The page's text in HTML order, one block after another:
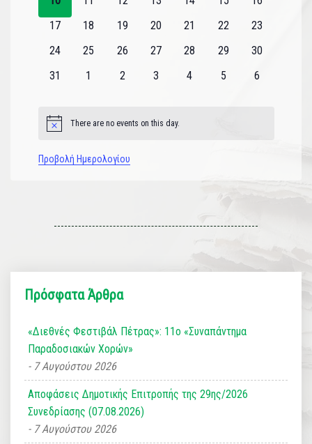
εκδηλώσεις
0
17
0
18
0
19
0
20
0
21
0
22
0
23
0
24
0
25
0
26
0
27
0
28
0
29
0
30
0
31
0
1
0
2
0
3
0
4
0
5
0
6
Notice There are no events on this day.
Προβολή Ημερολογίου
Πρόσφατα Άρθρα
«Διεθνές Φεστιβάλ Πέτρας»: 11ο «Συναπάντημα
Παραδοσιακών Χορών»
7 Αυγούστου 2026
Αποφάσεις Δημοτικής Επιτροπής της 29ης/2026
Συνεδρίασης (07.08.2026)
7 Αυγούστου 2026